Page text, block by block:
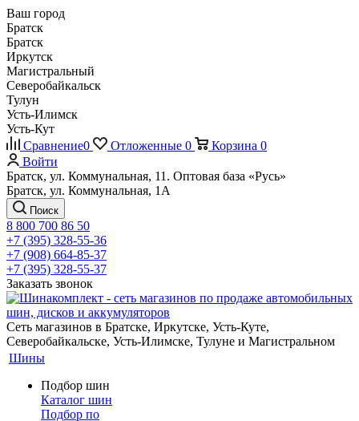
Ваш город
Братск
Братск
Иркутск
Магистральный
Северобайкальск
Тулун
Усть-Илимск
Усть-Кут
Сравнение0 Отложенные 0 Корзина 0
Войти
Братск, ул. Коммунальная, 11. Оптовая база «Русь»
Братск, ул. Коммунальная, 1А
Поиск
8 800 700 86 50
+7 (395) 328-55-36
+7 (908) 664-85-37
+7 (395) 328-55-37
Заказать звонок
Сеть магазинов в Братске, Иркутске, Усть-Куте,
Северобайкальске, Усть-Илимске, Тулуне и Магистральном
Шины
Подбор шин
Каталог шин
Подбор по